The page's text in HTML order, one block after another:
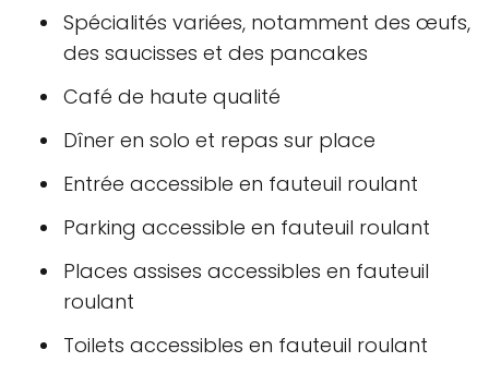
Spécialités variées, notamment des œufs,
des saucisses et des pancakes
Café de haute qualité
Dîner en solo et repas sur place
Entrée accessible en fauteuil roulant
Parking accessible en fauteuil roulant
Places assises accessibles en fauteuil
roulant
Toilets accessibles en fauteuil roulant